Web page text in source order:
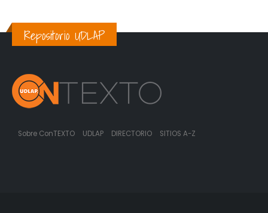
Repositorio UDLAP
Sobre ConTEXTO UDLAP DIRECTORIO SITIOS A-Z